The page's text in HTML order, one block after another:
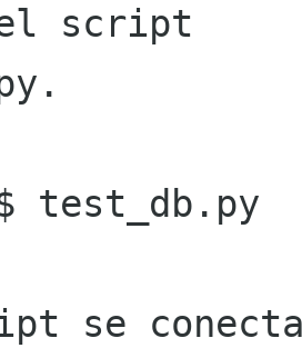
script
se